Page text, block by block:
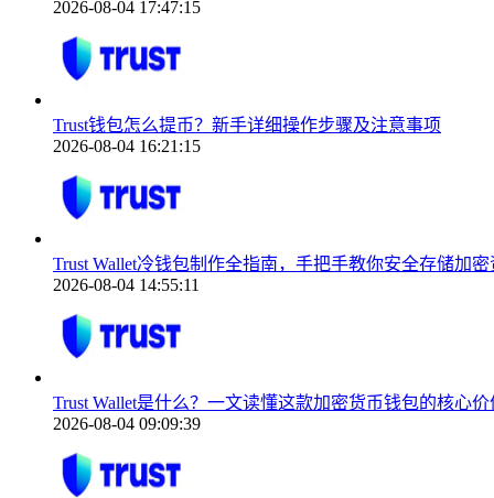
2026-08-04 17:47:15
Trust钱包怎么提币？新手详细操作步骤及注意事项
2026-08-04 16:21:15
Trust Wallet冷钱包制作全指南，手把手教你安全存储加密
2026-08-04 14:55:11
Trust Wallet是什么？一文读懂这款加密货币钱包的核心价
2026-08-04 09:09:39